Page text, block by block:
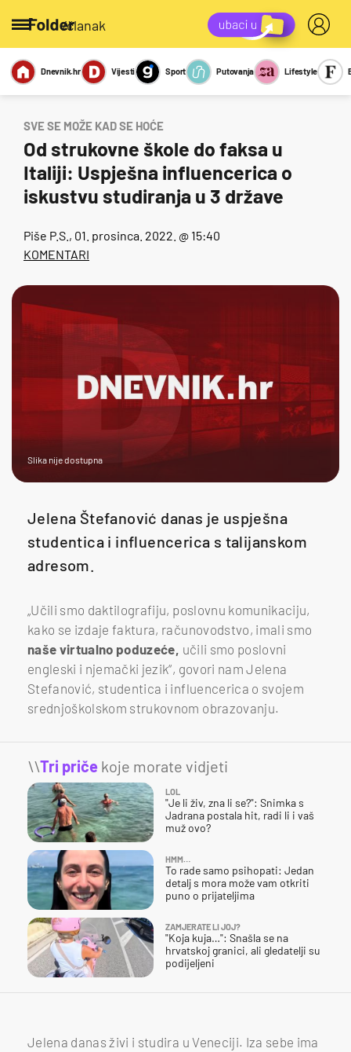
/članak
Miks Kviz
Report
Sexy
Dnevnik.hr Vijesti Sport Putovanja Lifestyle
SVE SE MOŽE KAD SE HOĆE
Od strukovne škole do faksa u
Italiji: Uspješna influencerica o
iskustvu studiranja u 3 države
Piše P.S. , 01. prosinca. 2022. @ 15:40
KOMENTARI
Slika nije dostupna
Jelena Štefanović danas je uspješna
studentica i influencerica s talijanskom
adresom.
„Učili smo daktilografiju, poslovnu komunikaciju,
kako se izdaje faktura, računovodstvo, imali smo
naše virtualno poduzeće, učili smo poslovni
engleski i njemački jezik“, govori nam Jelena
Stefanović, studentica i influencerica o svojem
srednjoškolskom strukovnom obrazovanju.
\\Tri priče koje morate vidjeti
LOL
"Je li živ, zna li se?": Snimka s
Jadrana postala hit, radi li i vaš
muž ovo?
HMM…
To rade samo psihopati: Jedan
detalj s mora može vam otkriti
puno o prijateljima
ZAMJERATE LI JOJ?
"Koja kuja…": Snašla se na
hrvatskoj granici, ali gledatelji su
podijeljeni
Jelena danas živi i studira u Veneciji. Iza sebe ima